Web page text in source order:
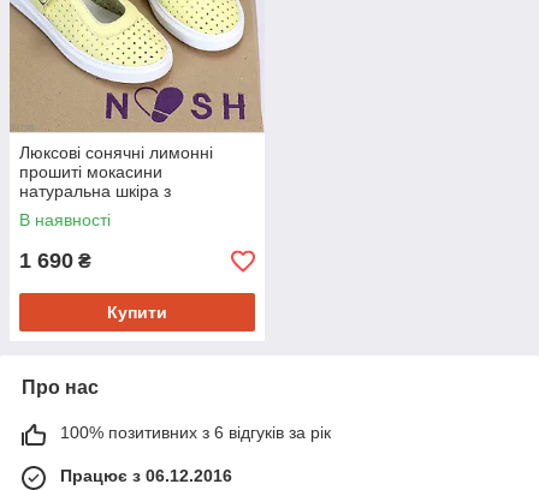
Люксові сонячні лимонні
прошиті мокасини
натуральна шкіра з
перфорацією 39
В наявності
1 690 ₴
Купити
Про нас
100% позитивних з 6 відгуків за рік
Працює з 06.12.2016